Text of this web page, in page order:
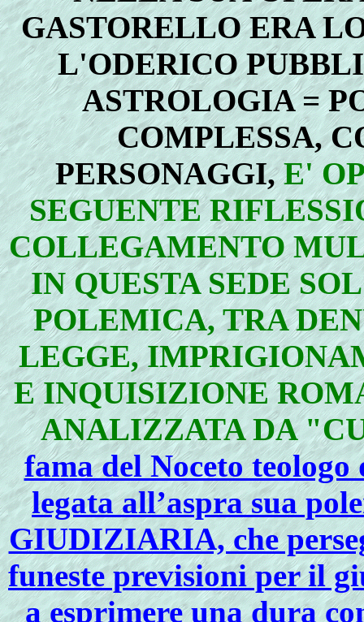
GASTORELLO ERA
L'ODERICO
ASTROLOGIA =
COMPLESSA,
PERSONAGGI,E'
SEGUENTE
COLLEGAMENTO
IN QUESTA SEDE
POLEMICA, TRA
LEGGE,
E INQUISIZIONE
ANALIZZATA DA
fama del Noceto
legata all’aspra sua
GIUDIZIARIA, che
funeste previsioni per il
a esprimere una dura